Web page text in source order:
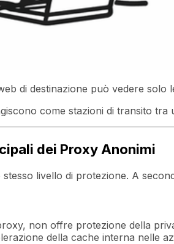
di destinazione può vedere
come stazioni di transito
dei Proxy Anonimi
livello di protezione. A
non offre protezione della
della cache interna nelle